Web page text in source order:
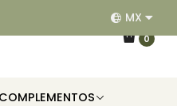
0
COMPLEMENTOS
HOTELES, OFICINAS E
MX